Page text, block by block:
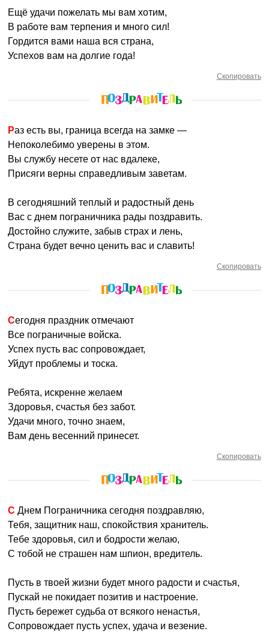
Ещё удачи пожелать мы вам хотим,
В работе вам терпения и много сил!
Гордится вами наша вся страна,
Успехов вам на долгие года!
Скопировать
Раз есть вы, граница всегда на замке —
Непоколебимо уверены в этом.
Вы службу несете от нас вдалеке,
Присяги верны справедливым заветам.
В сегодняшний теплый и радостный день
Вас с днем пограничника рады поздравить.
Достойно служите, забыв страх и лень,
Страна будет вечно ценить вас и славить!
Скопировать
Сегодня праздник отмечают
Все пограничные войска.
Успех пусть вас сопровождает,
Уйдут проблемы и тоска.
Ребята, искренне желаем
Здоровья, счастья без забот.
Удачи много, точно знаем,
Вам день весенний принесет.
Скопировать
С Днем Пограничника сегодня поздравляю,
Тебя, защитник наш, спокойствия хранитель.
Тебе здоровья, сил и бодрости желаю,
С тобой не страшен нам шпион, вредитель.
Пусть в твоей жизни будет много радости и счастья,
Пускай не покидает позитив и настроение.
Пусть бережет судьба от всякого ненастья,
Сопровождает пусть успех, удача и везение.